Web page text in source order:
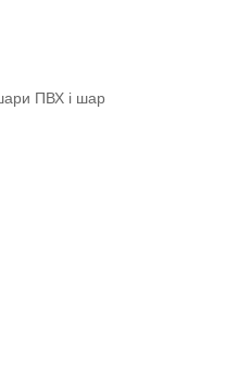
ПВХ і шар